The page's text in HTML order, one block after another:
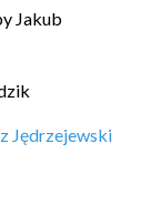
Jakub
Jędrzejewski